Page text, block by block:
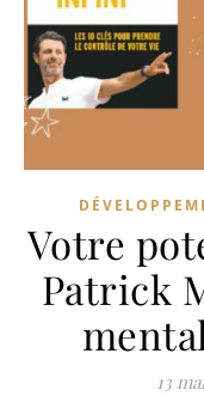
Votre
Patrick
13